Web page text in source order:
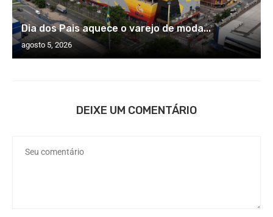
Dia dos Pais aquece o varejo de moda...
agosto 5, 2026
DEIXE UM COMENTÁRIO